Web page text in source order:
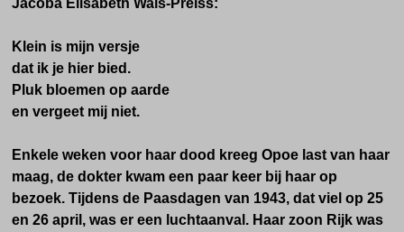
Klein is mijn versje
dat ik je hier bied.
Pluk bloemen op aarde
en vergeet mij niet.
Enkele weken voor haar dood kreeg Opoe last van haar
maag, de dokter kwam een paar keer bij haar op
bezoek. Tijdens de Paasdagen van 1943, dat viel op 25
en 26 april, was er een luchtaanval. Haar zoon Rijk was